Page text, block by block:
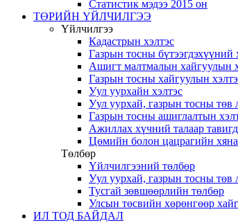
Статистик мэдээ 2015 он
ТӨРИЙН ҮЙЛЧИЛГЭЭ
Үйлчилгээ
Кадастрын хэлтэс
Газрын тосны бүтээгдэхүүний
Ашигт малтмалын хайгуулын
Газрын тосны хайгуулын
Уул уурхайн хэлтэс
Уул уурхай, газрын тосны төв
Газрын тосны ашиглалтын
Ажиллах хүчний талаар
Цөмийн болон цацрагийн
Төлбөр
Үйлчилгээний төлбөр
Уул уурхай, газрын тосны төв
Тусгай зөвшөөрлийн төлбөр
Улсын төсвийн хөрөнгөөр
ИЛ ТОД БАЙДАЛ